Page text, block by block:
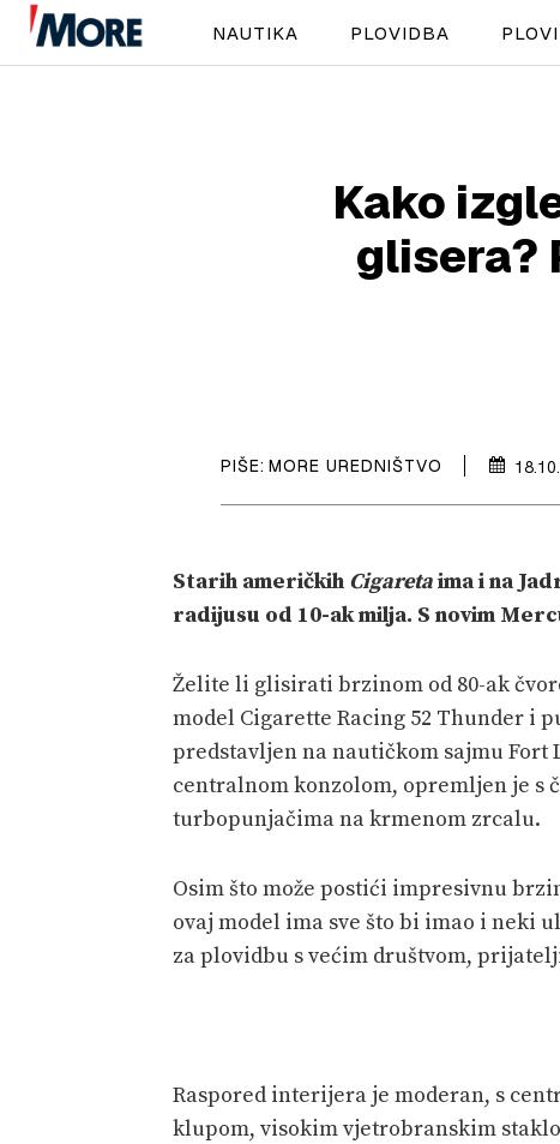
NAUTIKA PLOVIDBA
Kako
glisera?
PIŠE: MORE UREDNIŠTVO
Starih američkih Cigaretaima i na
radijusu od 10-ak milja. S novim
Želite li glisirati brzinom od 80-ak
model Cigarette Racing 52 Thunder i
predstavljen na nautičkom sajmu
centralnom konzolom, opremljen je s
turbopunjačima na krmenom zrcalu.
Osim što može postići impresivnu
ovaj model ima sve što bi imao i neki
za plovidbu s većim društvom,
Raspored interijera je moderan, s
klupom, visokim vjetrobranskim